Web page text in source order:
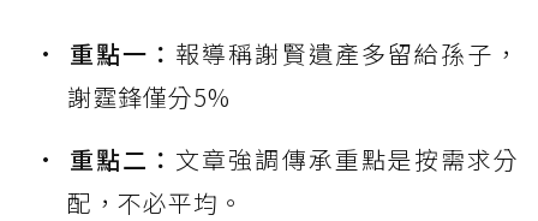
重點一： 報導稱謝賢遺產多留給孫子，
謝霆鋒僅分5%
重點二： 文章強調傳承重點是按需求分
配，不必平均。